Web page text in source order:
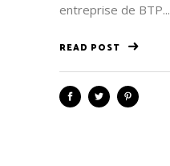
entreprise de BTP...
READ POST